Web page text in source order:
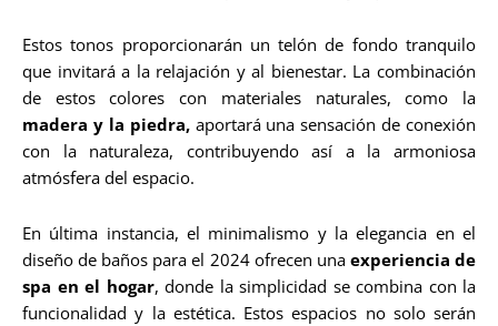
Estos tonos proporcionarán un telón de fondo tranquilo
que invitará a la relajación y al bienestar. La combinación
de estos colores con materiales naturales, como la
madera y la piedra,aportará una sensación de conexión
con la naturaleza, contribuyendo así a la armoniosa
atmósfera del espacio.
En última instancia, el minimalismo y la elegancia en el
diseño de baños para el 2024 ofrecen una experiencia de
spa en el hogar, donde la simplicidad se combina con la
funcionalidad y la estética. Estos espacios no solo serán